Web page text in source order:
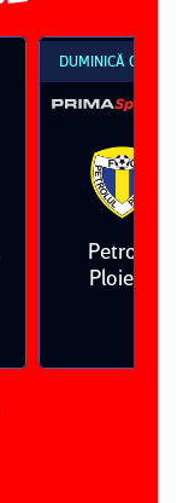
DUMINICĂ 09 AUG,
Petrolul
Ploieşti